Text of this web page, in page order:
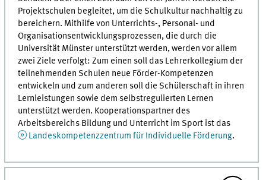
Projektschulen begleitet, um die Schulkultur nachhaltig zu
bereichern. Mithilfe von Unterrichts-, Personal- und
Organisationsentwicklungsprozessen, die durch die
Universität Münster unterstützt werden, werden vor allem
zwei Ziele verfolgt: Zum einen soll das Lehrerkollegium der
teilnehmenden Schulen neue Förder-Kompetenzen
entwickeln und zum anderen soll die Schülerschaft in ihren
Lernleistungen sowie dem selbstregulierten Lernen
unterstützt werden. Kooperationspartner des
Arbeitsbereichs Bildung und Unterricht im Sport ist das
Landeskompetenzzentrum für Individuelle Förderung.